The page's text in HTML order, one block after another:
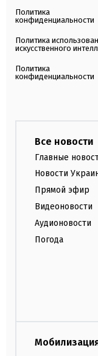
Политика
конфиденциальности
Политика
искусственного
Политика
конфиденциальности
Все новости
Главные
Новости
Прямой эфир
Видеоновости
Аудионовости
Погода